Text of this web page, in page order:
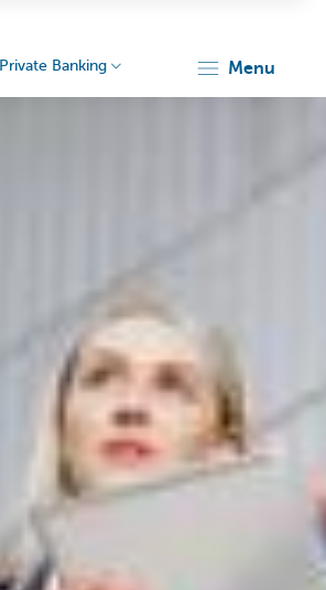
Private Banking menu